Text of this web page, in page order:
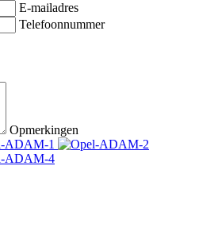
E-mailadres
Telefoonnummer
Opmerkingen